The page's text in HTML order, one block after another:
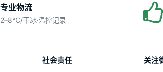
专业物流
2–8℃/干冰·温控记录
社会责任 关注